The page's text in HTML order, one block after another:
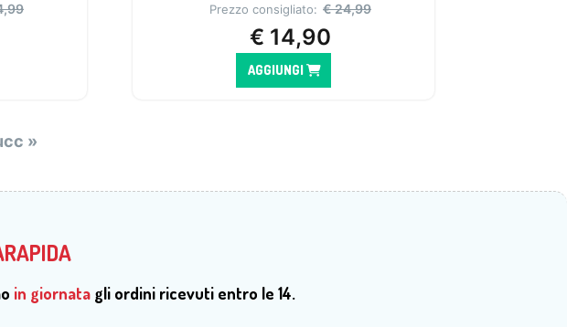
Prezzo consigliato: €24,99
€ 14,90
AGGIUNGI
»
in giornatagli ordini ricevuti entro le 14.